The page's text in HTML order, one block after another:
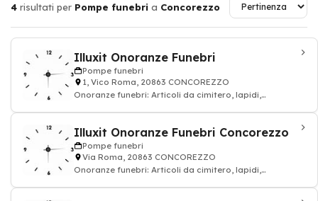
4 risultati per Pompe funebri a Concorezzo
Illuxit Onoranze Funebri
Pompe funebri
1, Vico Roma, 20863 CONCOREZZO
Onoranze funebri: Articoli da cimitero, lapidi,
Illuxit Onoranze Funebri Concorezzo
Pompe funebri
Via Roma, 20863 CONCOREZZO
Onoranze funebri: Articoli da cimitero, lapidi,